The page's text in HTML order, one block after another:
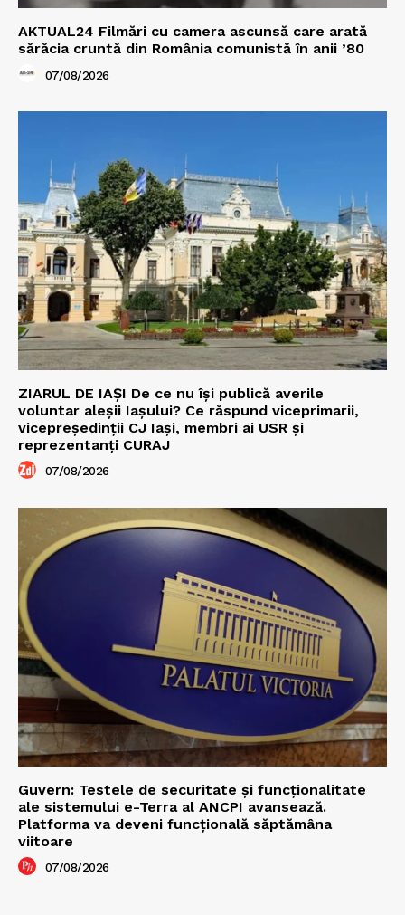
AKTUAL24 Filmări cu camera ascunsă care arată
sărăcia cruntă din România comunistă în anii ’80
07/08/2026
ZIARUL DE IAȘI De ce nu își publică averile
voluntar aleșii Iașului? Ce răspund viceprimarii,
vicepreședinții CJ Iași, membri ai USR și
reprezentanți CURAJ
07/08/2026
Guvern: Testele de securitate și funcționalitate
ale sistemului e-Terra al ANCPI avansează.
Platforma va deveni funcțională săptămâna
viitoare
07/08/2026